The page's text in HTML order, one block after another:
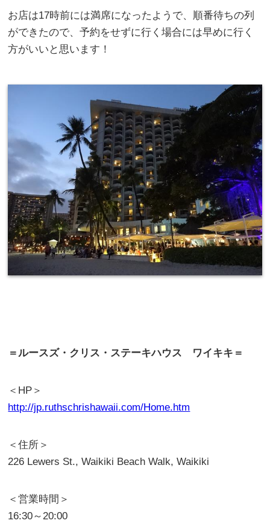
お店は17時前には満席になったようで、順番待ちの列
ができたので、予約をせずに行く場合には早めに行く
方がいいと思います！
＝ルースズ・クリス・ステーキハウス ワイキキ＝
＜HP＞
http://jp.ruthschrishawaii.com/Home.htm
＜住所＞
226 Lewers St., Waikiki Beach Walk, Waikiki
＜営業時間＞
16:30～20:00